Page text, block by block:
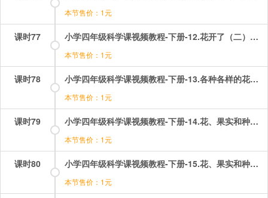
本节售价：1元
课时77 小学四年级科学课视频教程-下册-12.花开了（二）——观察一株植物上的花.mp4
本节售价：1元
课时78 小学四年级科学课视频教程-下册-13.各种各样的花.mp4
本节售价：1元
课时79 小学四年级科学课视频教程-下册-14.花、果实和种子（一）——雄蕊和雌蕊.mp4
本节售价：1元
课时80 小学四年级科学课视频教程-下册-15.花、果实和种子（二）——果实和种子.mp4
本节售价：1元